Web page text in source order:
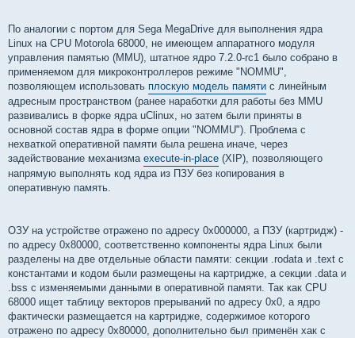
По аналогии с портом для Sega MegaDrive для выполнения ядра
Linux на CPU Motorola 68000, не имеющем аппаратного модуля
управления памятью (MMU), штатное ядро 7.2.0-rc1 было собрано в
применяемом для микроконтроллеров режиме "NOMMU",
позволяющем использовать плоскую модель памяти с линейным
адресным пространством (ранее наработки для работы без MMU
развивались в форке ядра uClinux, но затем были приняты в
основной состав ядра в форме опции "NOMMU"). Проблема с
нехваткой оперативной памяти была решена иначе, через
задействование механизма execute-in-place (XIP), позволяющего
напрямую выполнять код ядра из ПЗУ без копирования в
оперативную память.
ОЗУ на устройстве отражено по адресу 0x000000, а ПЗУ (картридж) -
по адресу 0x80000, соответственно компоненты ядра Linux были
разделены на две отдельные области памяти: секции .rodata и .text с
константами и кодом были размещены на картридже, а секции .data и
.bss с изменяемыми данными в оперативной памяти. Так как CPU
68000 ищет таблицу векторов прерываний по адресу 0x0, а ядро
фактически размещается на картридже, содержимое которого
отражено по адресу 0x80000, дополнительно был применён хак с